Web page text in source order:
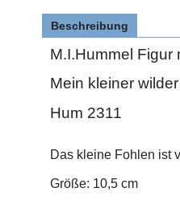
Beschreibung
M.I.Hummel Figur
Mein kleiner
Hum 2311
Das kleine Fohlen ist
Größe: 10,5 cm